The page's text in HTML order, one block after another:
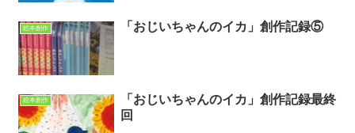
絵本創作 「おじいちゃんのイカ」創作記録⑤
絵本創作
「おじいちゃんのイカ」創作記録最終
回